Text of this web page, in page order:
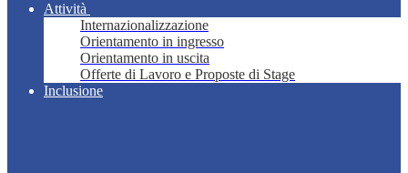
Attività
Internazionalizzazione
Orientamento in ingresso
Orientamento in uscita
Offerte di Lavoro e Proposte di Stage
Inclusione